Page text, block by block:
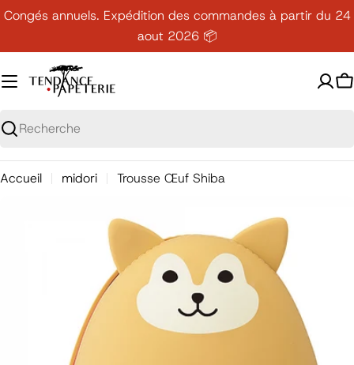
Passer
contenu
Congés annuels. Expédition des commandes à partir du 24
aout 2026 📦
Recherche
Accueil midori Trousse Œuf Shiba